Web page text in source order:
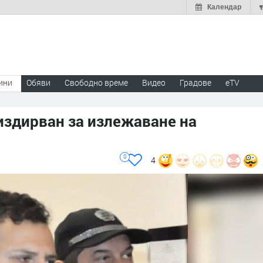
Календар
Обяви Свободно време Видео Градове eTV
за излежаване на
4
0